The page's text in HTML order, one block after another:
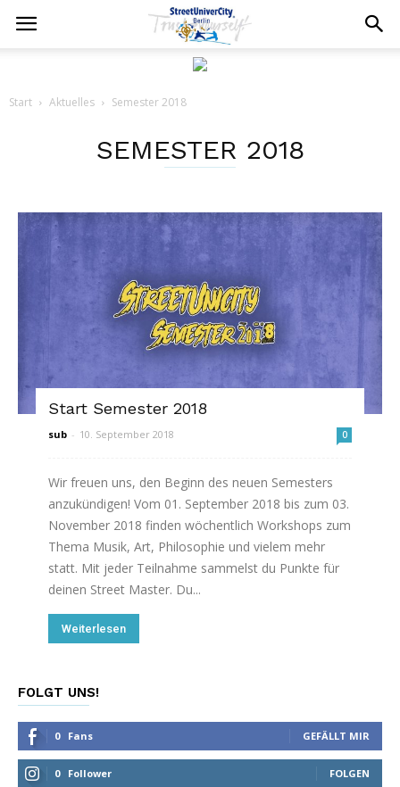
Start Aktuelles Semester 2018
SEMESTER 2018
Start Semester 2018
sub - 10. September 2018 0
Wir freuen uns, den Beginn des neuen Semesters
anzukündigen! Vom 01. September 2018 bis zum 03.
November 2018 finden wöchentlich Workshops zum
Thema Musik, Art, Philosophie und vielem mehr
statt. Mit jeder Teilnahme sammelst du Punkte für
deinen Street Master. Du...
Weiterlesen
FOLGT UNS!
0 Fans GEFÄLLT MIR
0 Follower FOLGEN